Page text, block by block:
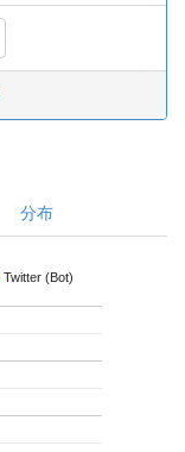
分布
Twitter (Bot)